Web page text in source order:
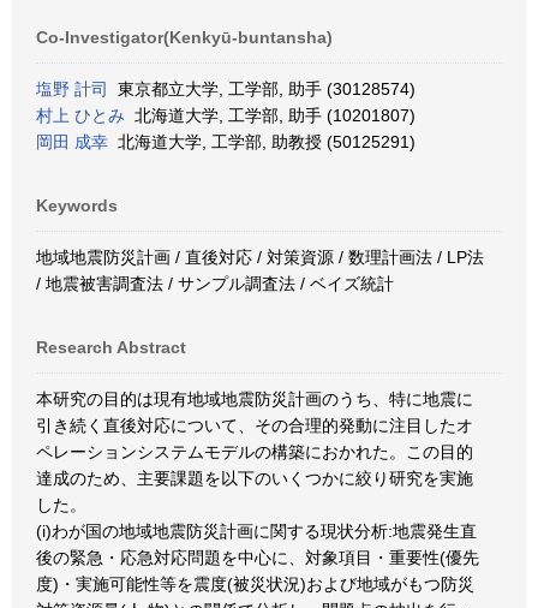
Co-Investigator(Kenkyū-buntansha)
塩野 計司
東京都立大学, 工学部, 助手 (30128574)
村上 ひとみ 北海道大学, 工学部, 助手 (10201807)
岡田 成幸 北海道大学, 工学部, 助教授 (50125291)
Keywords
地域地震防災計画 / 直後対応 / 対策資源 / 数理計画法 / LP法
/ 地震被害調査法 / サンプル調査法 / ベイズ統計
Research Abstract
本研究の目的は現有地域地震防災計画のうち、特に地震に
引き続く直後対応について、その合理的発動に注目したオ
ペレーションシステムモデルの構築におかれた。この目的
達成のため、主要課題を以下のいくつかに絞り研究を実施
した。
(i)わが国の地域地震防災計画に関する現状分析:地震発生直
後の緊急・応急対応問題を中心に、対象項目・重要性(優先
度)・実施可能性等を震度(被災状況)および地域がもつ防災